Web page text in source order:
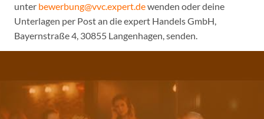
unter bewerbung@vvc.expert.dewenden oder deine
Unterlagen per Post an die expert Handels GmbH,
Bayernstraße 4, 30855 Langenhagen, senden.